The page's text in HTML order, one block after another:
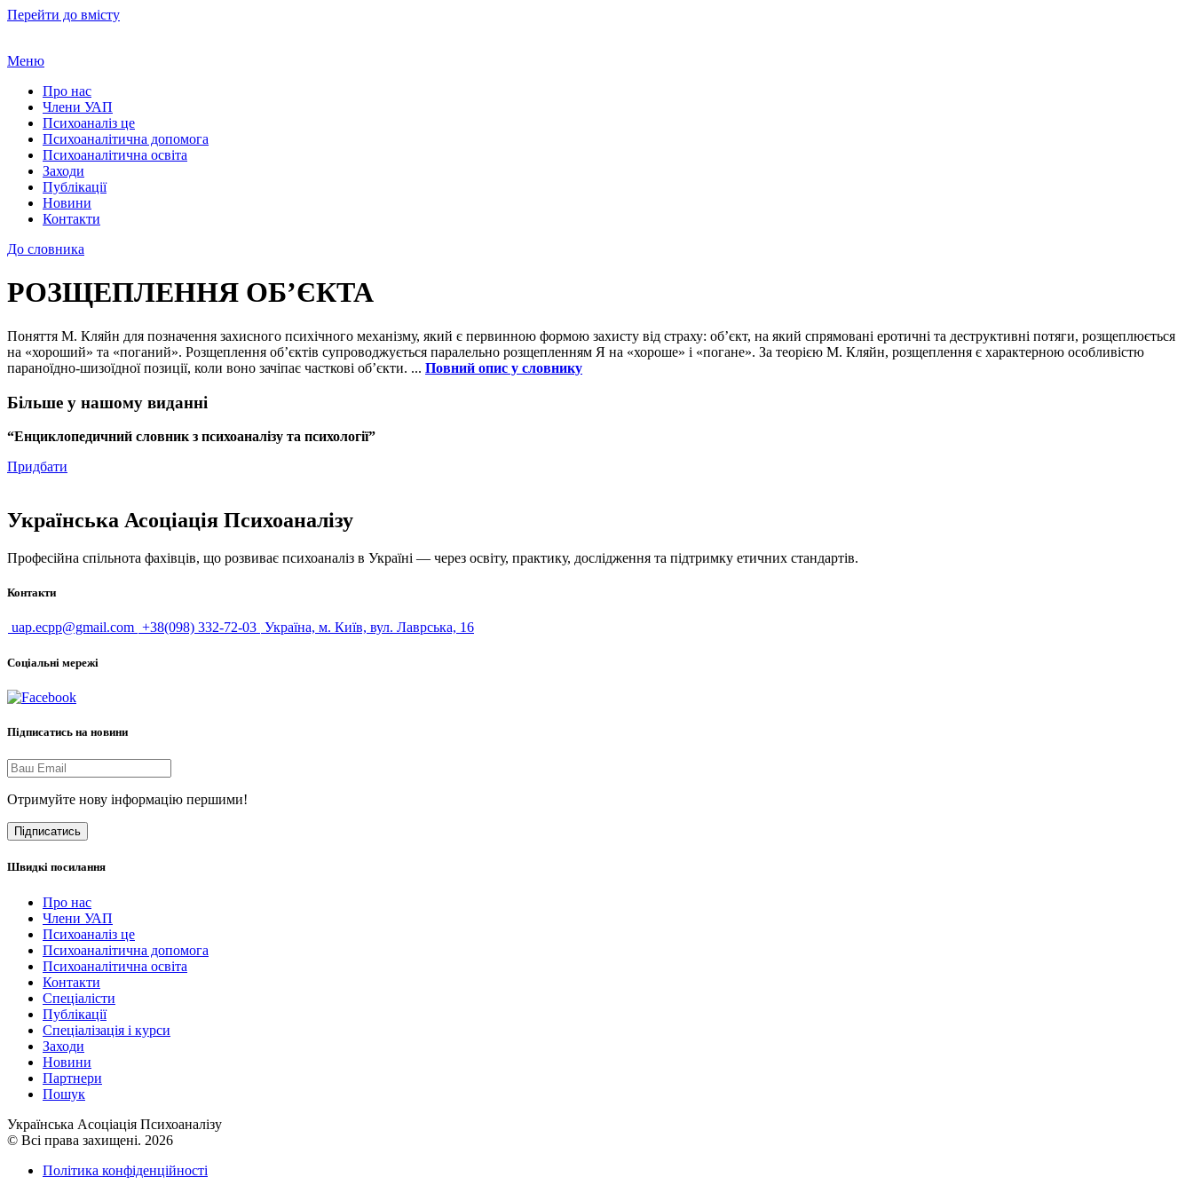
Перейти до вмісту
Меню
Про нас
Члени УАП
Психоаналіз це
Психоаналітична допомога
Психоаналітична освіта
Заходи
Публікації
Новини
Контакти
До словника
РОЗЩЕПЛЕННЯ ОБ’ЄКТА
Поняття М. Кляйн для позначення захисного психічного механізму, який є первинною формою захисту від страху: об’єкт, на який спрямовані еротичні та деструктивні потяги, розщеплюється
на «хороший» та «поганий». Розщеплення об’єктів супроводжується паралельно розщепленням Я на «хороше» і «погане». За теорією М. Кляйн, розщеплення є характерною особливістю
параноїдно-шизоїдної позиції, коли воно зачіпає часткові об’єкти. ... Повний опис у словнику
Більше у нашому виданні
“Енциклопедичний словник з психоаналізу та психології”
Придбати
Українська Асоціація Психоаналізу
Професійна спільнота фахівців, що розвиває психоаналіз в Україні — через освіту, практику, дослідження та підтримку етичних стандартів.
Контакти
uap.ecpp@gmail.com +38(098) 332-72-03 Україна, м. Київ, вул. Лаврська, 16
Соціальні мережі
Підписатись на новини
Отримуйте нову інформацію першими!
Підписатись
Швидкі посилання
Про нас
Члени УАП
Психоаналіз це
Психоаналітична допомога
Психоаналітична освіта
Контакти
Спеціалісти
Публікації
Cпеціалізація і курси
Заходи
Новини
Партнери
Пошук
Українська Асоціація Психоаналізу
© Всі права захищені. 2026
Політика конфіденційності